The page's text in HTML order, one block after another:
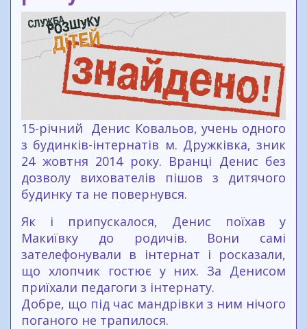
15-річний Денис Ковальов, учень одного
з будинків-інтернатів м. Дружківка, зник
24 жовтня 2014 року. Вранці Денис без
дозволу вихователів пішов з дитячого
будинку та не повернувся.
Як і припускалося, Денис поїхав у
Макиївку до родичів. Вони самі
зателефонували в інтернат і росказали,
що хлопчик гостює у них. За Денисом
приїхали педагоги з інтернату.
Добре, що під час мандрівки з ним нічого
поганого не трапилося.